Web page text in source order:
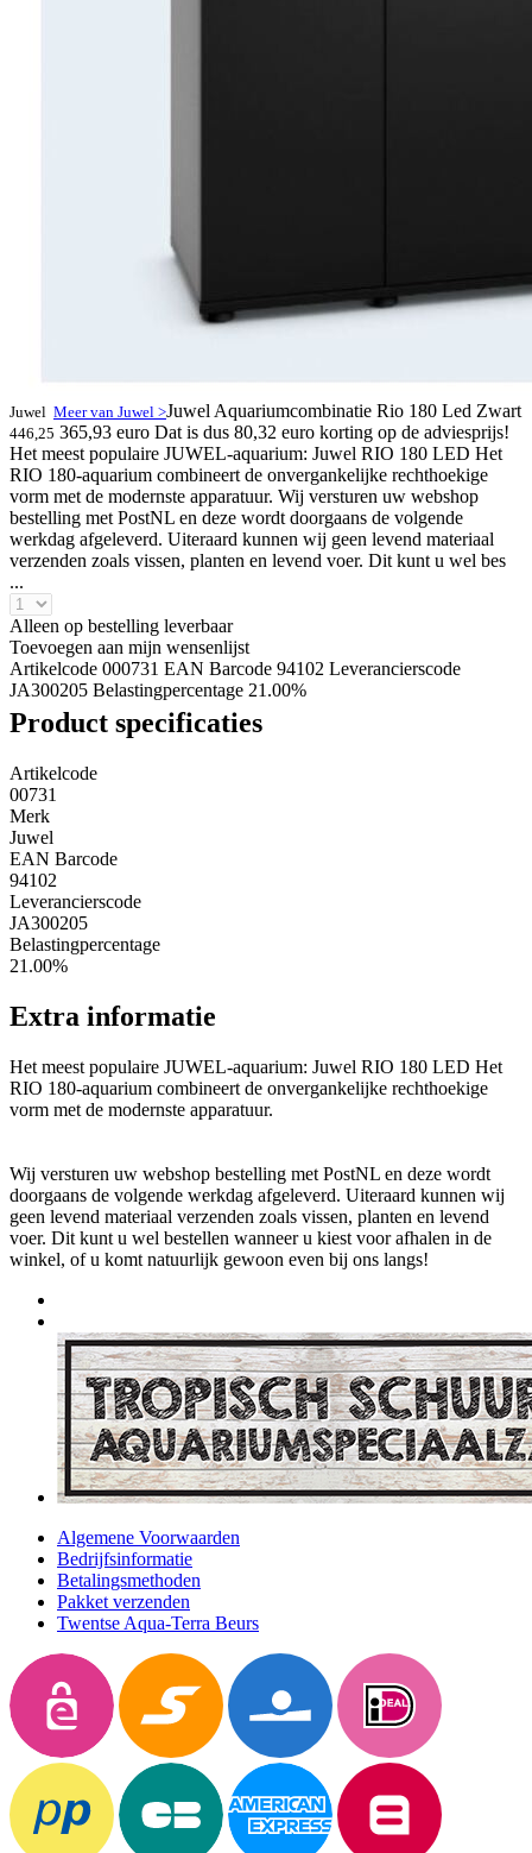
Juwel Meer van Juwel >Juwel Aquariumcombinatie Rio 180 Led Zwart
446,25 365,93 euro Dat is dus 80,32 euro korting op de adviesprijs!
Het meest populaire JUWEL-aquarium: Juwel RIO 180 LED Het
RIO 180-aquarium combineert de onvergankelijke rechthoekige
vorm met de modernste apparatuur. Wij versturen uw webshop
bestelling met PostNL en deze wordt doorgaans de volgende
werkdag afgeleverd. Uiteraard kunnen wij geen levend materiaal
verzenden zoals vissen, planten en levend voer. Dit kunt u wel bes
...
Alleen op bestelling leverbaar
Toevoegen aan mijn wensenlijst
Artikelcode 000731 EAN Barcode 94102 Leverancierscode
JA300205 Belastingpercentage 21.00%
Product specificaties
Artikelcode
00731
Merk
Juwel
EAN Barcode
94102
Leverancierscode
JA300205
Belastingpercentage
21.00%
Extra informatie
Het meest populaire JUWEL-aquarium: Juwel RIO 180 LED Het
RIO 180-aquarium combineert de onvergankelijke rechthoekige
vorm met de modernste apparatuur.
Wij versturen uw webshop bestelling met PostNL en deze wordt
doorgaans de volgende werkdag afgeleverd. Uiteraard kunnen wij
geen levend materiaal verzenden zoals vissen, planten en levend
voer. Dit kunt u wel bestellen wanneer u kiest voor afhalen in de
winkel, of u komt natuurlijk gewoon even bij ons langs!
Algemene Voorwaarden
Bedrijfsinformatie
Betalingsmethoden
Pakket verzenden
Twentse Aqua-Terra Beurs